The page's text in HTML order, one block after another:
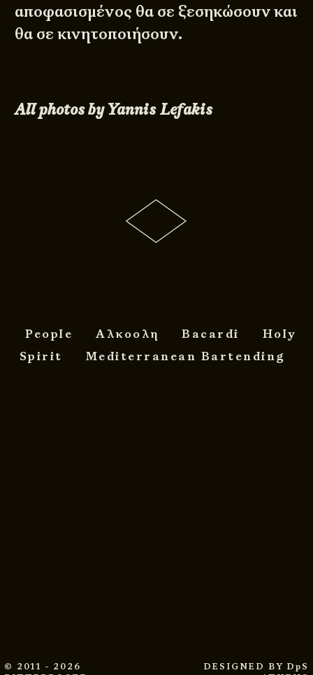
αποφασισμένος θα σε ξεσηκώσουν και
θα σε κινητοποιήσουν.
All photos by Yannis Lefakis
People Αλκοολη Bacardi
Holy
Spirit
Mediterranean Bartending
© 2011 - 2026
DESIGNED BY DpS